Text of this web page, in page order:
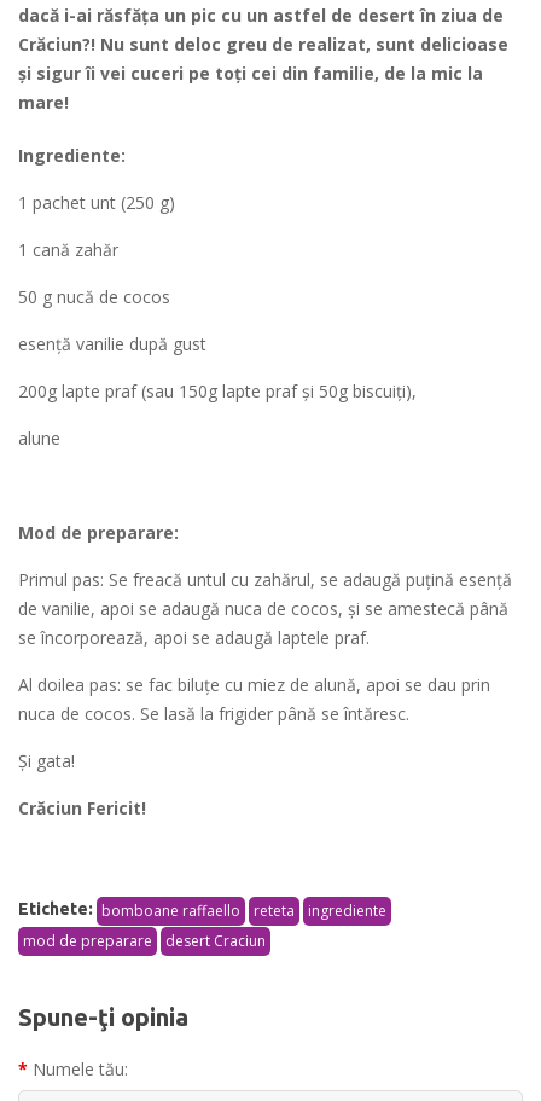
dacă i-ai răsfăța un pic cu un astfel de desert în ziua de
Crăciun?! Nu sunt deloc greu de realizat, sunt delicioase
și sigur îi vei cuceri pe toți cei din familie, de la mic la
mare!
Ingrediente:
1 pachet unt (250 g)
1 cană zahăr
50 g nucă de cocos
esenţă vanilie după gust
200g lapte praf (sau 150g lapte praf şi 50g biscuiţi),
alune
Mod de preparare:
Primul pas: Se freacă untul cu zahărul, se adaugă puţină esenţă
de vanilie, apoi se adaugă nuca de cocos, și se amestecă până
se încorporează, apoi se adaugă laptele praf.
Al doilea pas: se fac biluţe cu miez de alună, apoi se dau prin
nuca de cocos. Se lasă la frigider până se întăresc.
Și gata!
Crăciun Fericit!
Etichete: bomboane raffaello reteta
ingrediente
mod de preparare
desert Craciun
Spune-ţi opinia
Numele tău: